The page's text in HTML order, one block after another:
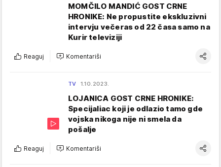
MOMČILO MANDIĆ GOST CRNE
HRONIKE: Ne propustite ekskluzivni
intervju večeras od 22 časa samo na
Kurir televiziji
Reaguj Komentariši
TV 1.10.2023.
LOJANICA GOST CRNE HRONIKE:
Specijaliac koji je odlazio tamo gde
vojska nikoga nije ni smela da
pošalje
Reaguj Komentariši